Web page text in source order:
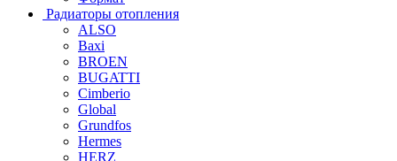
Радиаторы отопления
ALSO
Baxi
BROEN
BUGATTI
Cimberio
Global
Grundfos
Hermes
HERZ